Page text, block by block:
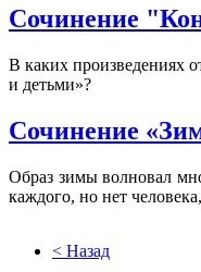
Сочинение
В каких произведениях
и детьми»?
Сочинение
Образ зимы волновал
каждого, но нет
< Назад